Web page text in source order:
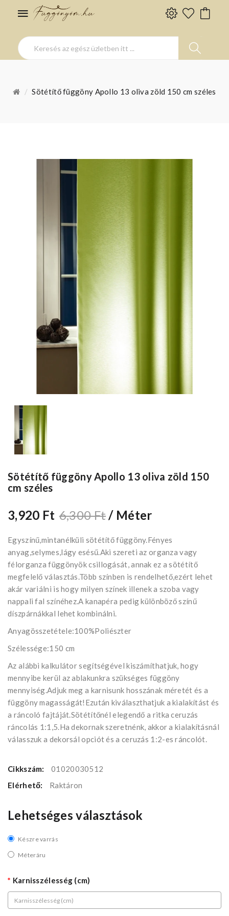
Sötétítő függöny Apollo 13 oliva zöld 150 cm széles
Sötétítő függöny Apollo 13 oliva zöld 150
cm széles
3,920 Ft 6,300 Ft/ Méter
Egyszínű,mintanélküli sötétítő függöny.Fényes
anyag,selymes,lágy esésű.Aki szereti az organza vagy
félorganza függönyök csillogását, annak ez a sötétítő
megfelelő választás.Több színben is rendelhető,ezért lehet
akár variálni is hogy milyen színek illenek a szoba vagy
nappali fal színéhez.A kanapéra pedig különböző színű
díszpárnákkal lehet kombinálni.
Anyagösszetétele:100%Poliészter
Szélessége:150 cm
Az alábbi kalkulátor segítségével kiszámíthatjuk, hogy
mennyibe kerül az ablakunkra szükséges függöny
mennyiség.Adjuk meg a karnisunk hosszának méretét és a
függöny magasságát!Ezután kiválaszthatjuk a kialakítást és
a ráncoló fajtáját.Sötétítőnél elegendő a ritka ceruzás
ráncolás 1:1,5.Ha dekornak szeretnénk, akkor a kialakításnál
válasszuk a dekorsál opciót és a ceruzás 1:2-es ráncolót.
Cikkszám:
01020030512
Elérhető:
Raktáron
Lehetséges választások
Készre varrás
Méteráru
Karnisszélesség (cm)